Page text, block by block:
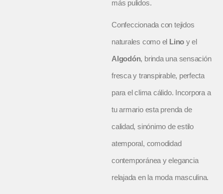
más pulidos.
Confeccionada con tejidos
naturales como el Lino y el
Algodón, brinda una sensación
fresca y transpirable, perfecta
para el clima cálido. Incorpora a
tu armario esta prenda de
calidad, sinónimo de estilo
atemporal, comodidad
contemporánea y elegancia
relajada en la moda masculina.